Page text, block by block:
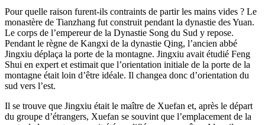
Pour quelle raison furent-ils contraints de partir les mains vides ? Le
monastère de Tianzhang fut construit pendant la dynastie des Yuan.
Le corps de l’empereur de la Dynastie Song du Sud y repose.
Pendant le règne de Kangxi de la dynastie Qing, l’ancien abbé
Jingxiu déplaça la porte de la montagne. Jingxiu avait étudié Feng
Shui en expert et estimait que l’orientation initiale de la porte de la
montagne était loin d’être idéale. Il changea donc d’orientation du
sud vers l’est.
Il se trouve que Jingxiu était le maître de Xuefan et, après le départ
du groupe d’étrangers, Xuefan se souvint que l’emplacement de la